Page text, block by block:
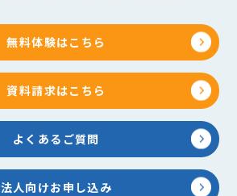
無料体験はこちら
資料請求はこちら
よくあるご質問
法人向けお申し込み